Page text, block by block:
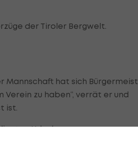
der Tiroler Bergwelt.
Mannschaft hat sich
Verein zu haben“, verrät er und
ist.
Urlaub.
<<<